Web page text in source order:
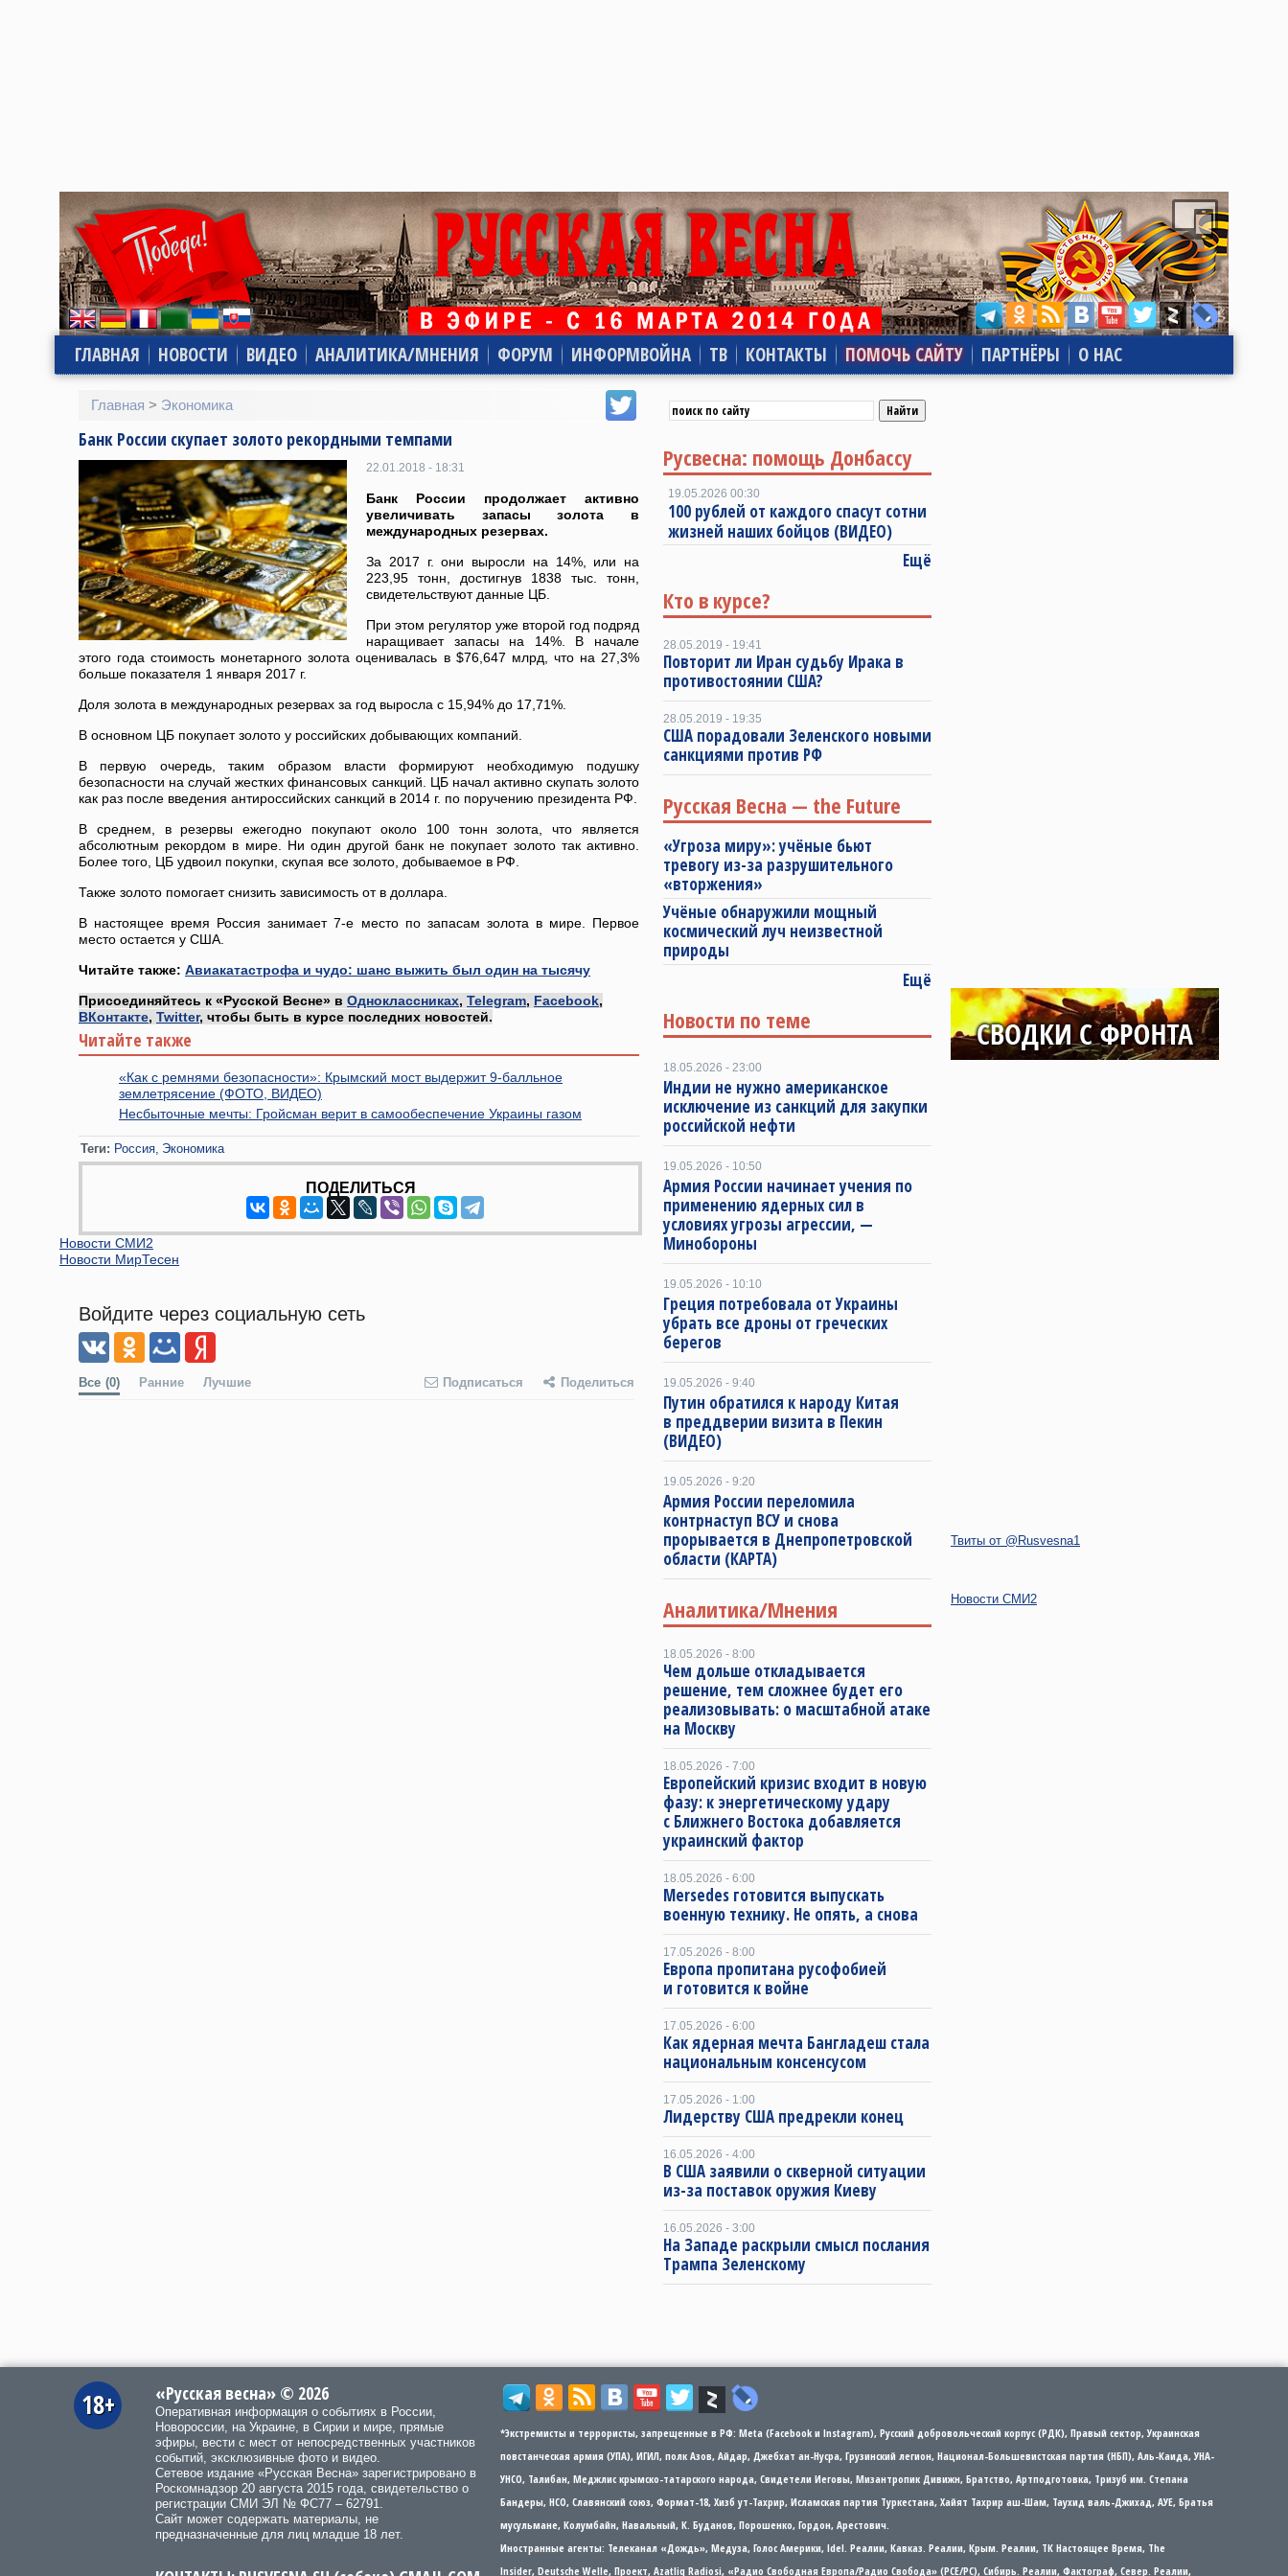
ГЛАВНАЯ НОВОСТИ ВИДЕО АНАЛИТИКА/МНЕНИЯ ФОРУМ ИНФОРМВОЙНА ТВ КОНТАКТЫ ПОМОЧЬ САЙТУ ПАРТНЁРЫ О НАС
Главная > Экономика
Банк России скупает золото рекордными темпами
22.01.2018 - 18:31
Банк России продолжает активно
увеличивать запасы золота в
международных резервах.
За 2017 г. они выросли на 14%, или на
223,95 тонн, достигнув 1838 тыс. тонн,
свидетельствуют данные ЦБ.
При этом регулятор уже второй год подряд
наращивает запасы на 14%. В начале
этого года стоимость монетарного золота оценивалась в $76,647 млрд, что на 27,3%
больше показателя 1 января 2017 г.
Доля золота в международных резервах за год выросла с 15,94% до 17,71%.
В основном ЦБ покупает золото у российских добывающих компаний.
В первую очередь, таким образом власти формируют необходимую подушку
безопасности на случай жестких финансовых санкций. ЦБ начал активно скупать золото
как раз после введения антироссийских санкций в 2014 г. по поручению президента РФ.
В среднем, в резервы ежегодно покупают около 100 тонн золота, что является
абсолютным рекордом в мире. Ни один другой банк не покупает золото так активно.
Более того, ЦБ удвоил покупки, скупая все золото, добываемое в РФ.
Также золото помогает снизить зависимость от в доллара.
В настоящее время Россия занимает 7-е место по запасам золота в мире. Первое
место остается у США.
Читайте также: Авиакатастрофа и чудо: шанс выжить был один на тысячу
Присоединяйтесь к «Русской Весне» в Одноклассниках, Telegram, Facebook,
ВКонтакте, Twitter, чтобы быть в курсе последних новостей.
Читайте также
«Как с ремнями безопасности»: Крымский мост выдержит 9-балльное
землетрясение (ФОТО, ВИДЕО)
Несбыточные мечты: Гройсман верит в самообеспечение Украины газом
Теги: Россия Экономика
ПОДЕЛИТЬСЯ
Новости СМИ2
Новости МирТесен
Войдите через социальную сеть
Все (0) Ранние Лучшие Подписаться Поделиться
Русвесна: помощь Донбассу
19.05.2026 00:30
100 рублей от каждого спасут сотни
жизней наших бойцов (ВИДЕО)
Ещё
Кто в курсе?
28.05.2019 - 19:41
Повторит ли Иран судьбу Ирака в
противостоянии США?
28.05.2019 - 19:35
США порадовали Зеленского новыми
санкциями против РФ
Русская Весна — the Future
«Угроза миру»: учёные бьют
тревогу из-за разрушительного
«вторжения»
Учёные обнаружили мощный
космический луч неизвестной
природы
Ещё
Новости по теме
18.05.2026 - 23:00
Индии не нужно американское
исключение из санкций для закупки
российской нефти
19.05.2026 - 10:50
Армия России начинает учения по
применению ядерных сил в
условиях угрозы агрессии, —
Минобороны
19.05.2026 - 10:10
Греция потребовала от Украины
убрать все дроны от греческих
берегов
19.05.2026 - 9:40
Путин обратился к народу Китая
в преддверии визита в Пекин
(ВИДЕО)
19.05.2026 - 9:20
Армия России переломила
контрнаступ ВСУ и снова
прорывается в Днепропетровской
области (КАРТА)
Аналитика/Мнения
18.05.2026 - 8:00
Чем дольше откладывается
решение, тем сложнее будет его
реализовывать: о масштабной атаке
на Москву
18.05.2026 - 7:00
Европейский кризис входит в новую
фазу: к энергетическому удару
с Ближнего Востока добавляется
украинский фактор
18.05.2026 - 6:00
Mersedes готовится выпускать
военную технику. Не опять, а снова
17.05.2026 - 8:00
Европа пропитана русофобией
и готовится к войне
17.05.2026 - 6:00
Как ядерная мечта Бангладеш стала
национальным консенсусом
17.05.2026 - 1:00
Лидерству США предрекли конец
16.05.2026 - 4:00
В США заявили о скверной ситуации
из-за поставок оружия Киеву
16.05.2026 - 3:00
На Западе раскрыли смысл послания
Трампа Зеленскому
Твиты от @Rusvesna1
Новости СМИ2
18+ «Русская весна» © 2026
Оперативная информация о событиях в России,
Новороссии, на Украине, в Сирии и мире, прямые
эфиры, вести с мест от непосредственных участников
событий, эксклюзивные фото и видео.
Сетевое издание «Русская Весна» зарегистрировано в
Роскомнадзор 20 августа 2015 года, свидетельство о
регистрации СМИ ЭЛ № ФС77 – 62791.
Сайт может содержать материалы, не
предназначенные для лиц младше 18 лет.
*Экстремисты и террористы, запрещенные в РФ: Meta (Facebook и Instagram), Русский добровольческий корпус (РДК), Правый сектор, Украинская
повстанческая армия (УПА), ИГИЛ, полк Азов, Айдар, Джебхат ан-Нусра, Грузинский легион, Национал-Большевистская партия (НБП), Аль-Каида, УНА-
УНСО, Талибан, Меджлис крымско-татарского народа, Свидетели Иеговы, Мизантропик Дивижн, Братство, Артподготовка, Тризуб им. Степана
Бандеры​​, НСО, Славянский союз, Формат-18, Хизб ут-Тахрир, Исламская партия Туркестана, Хайят Тахрир аш-Шам, Таухид валь-Джихад, АУЕ, Братья
мусульмане, Колумбайн, Навальный, К. Буданов, Порошенко, Гордон, Арестович.
Иностранные агенты: Телеканал «Дождь», Медуза, Голос Америки, Idel. Реалии, Кавказ. Реалии, Крым. Реалии, ТК Настоящее Время, The
Insider, Deutsche Welle, Проект, Azatliq Radiosi, «Радио Свободная Европа/Радио Свобода» (PCE/PC), Сибирь. Реалии, Фактограф, Север. Реалии,